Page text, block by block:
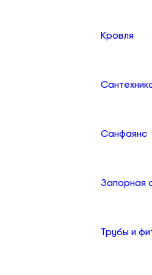
Кровля
Санфаянс
Запорная
Трубы и